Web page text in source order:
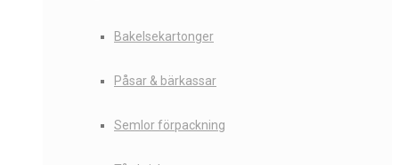
Bakelsekartonger
Påsar & bärkassar
Semlor förpackning